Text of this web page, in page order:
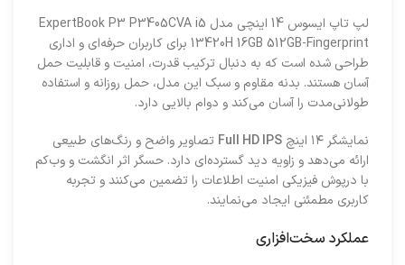
لپ تاپ ایسوس 14 اینچی مدل ExpertBook P3 P3405CVA i5
13420H 16GB 512GB-Fingerprint برای کاربران حرفه‌ای و اداری
طراحی شده است که به دنبال ترکیب قدرت، امنیت و قابلیت حمل
آسان هستند. بدنه مقاوم و سبک این مدل، حمل روزانه و استفاده
طولانی‌مدت را آسان می‌کند و دوام بالایی دارد.
نمایشگر ۱۴ اینچ
Full HD IPS تصاویر واضح و رنگ‌های طبیعی
ارائه می‌دهد و زاویه دید گسترده‌ای دارد. حسگر اثر انگشت و وب‌کم
با درپوش فیزیکی امنیت اطلاعات را تضمین می‌کنند و تجربه
کاربری مطمئنی ایجاد می‌نمایند.
عملکرد سخت‌افزاری